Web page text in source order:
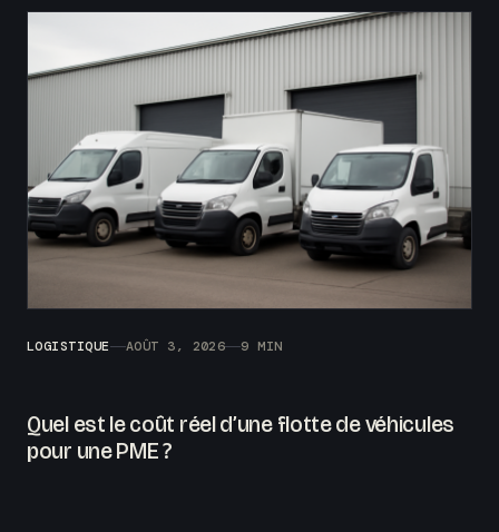
LOGISTIQUE AOÛT 3, 2026 9 MIN
Quel est le coût réel d’une flotte de véhicules
pour une PME ?